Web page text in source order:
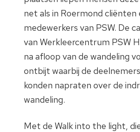
net als in Roermond cliënten
medewerkers van PSW. De
van Werkleercentrum PSW
na afloop van de wandeling
ontbijt waarbij de
konden napraten over de
wandeling.
Met de Walk into the light,